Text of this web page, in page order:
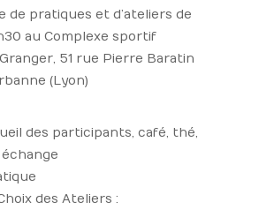
de pratiques et d’ateliers de
au Complexe sportif
51 rue Pierre Baratin
(Lyon)
des participants, café, thé,
des Ateliers :